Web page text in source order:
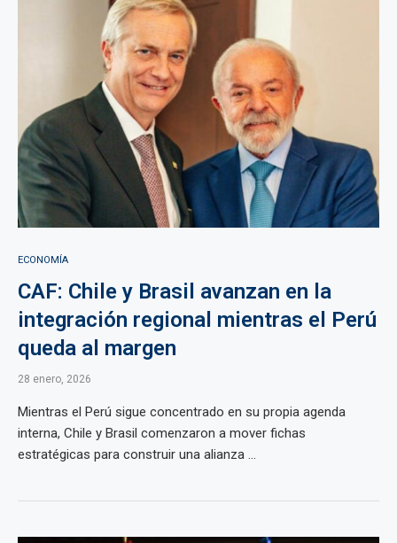
ECONOMÍA
CAF: Chile y Brasil avanzan en la
integración regional mientras el Perú
queda al margen
28 enero, 2026
Mientras el Perú sigue concentrado en su propia agenda
interna, Chile y Brasil comenzaron a mover fichas
estratégicas para construir una alianza ...